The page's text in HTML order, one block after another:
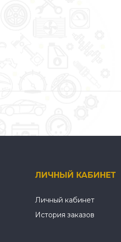
ЛИЧНЫЙ КАБИНЕТ
Личный кабинет
История заказов